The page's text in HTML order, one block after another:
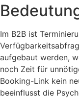
Im B2B ist
aufgebaut werden,
noch Zeit für
Booking-Link kein
beeinflusst die